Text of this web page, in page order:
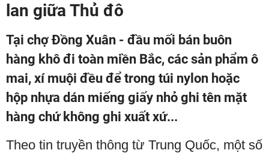
lan giữa Thủ đô
Tại chợ Đồng Xuân - đầu mối bán buôn
hàng khô đi toàn miền Bắc, các sản phẩm ô
mai, xí muội đều để trong túi nylon hoặc
hộp nhựa dán miếng giấy nhỏ ghi tên mặt
hàng chứ không ghi xuất xứ...
Theo tin truyền thông từ Trung Quốc, một số